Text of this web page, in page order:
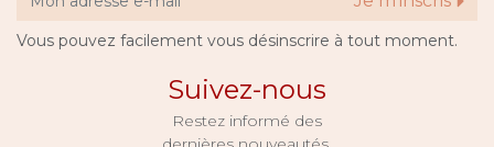
Vous pouvez facilement vous désinscrire à tout moment.
Suivez-nous
Restez informé des